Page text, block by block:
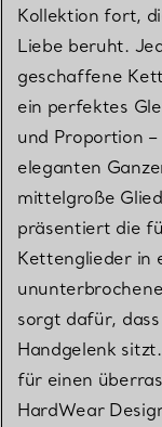
Kollektion fort,
Liebe beruht.
geschaffene
ein perfektes
und Proportion
eleganten
mittelgroße
präsentiert die
Kettenglieder in
sorgt dafür,
Handgelenk
für einen
HardWear